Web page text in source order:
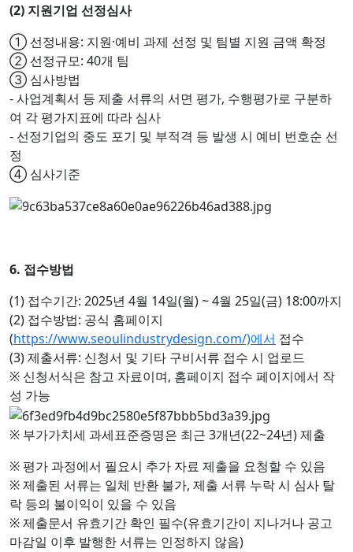
(2) 지원기업 선정심사
① 선정내용: 지원·예비 과제 선정 및 팀별 지원 금액 확정
② 선정규모: 40개 팀
③ 심사방법
- 사업계획서 등 제출 서류의 서면 평가, 수행평가로 구분하
여 각 평가지표에 따라 심사
- 선정기업의 중도 포기 및 부적격 등 발생 시 예비 번호순 선
정
④ 심사기준
6. 접수방법
(1) 접수기간: 2025년 4월 14일(월) ~ 4월 25일(금) 18:00까지
(2) 접수방법: 공식 홈페이지
(https://www.seoulindustrydesign.com/)에서 접수
(3) 제출서류: 신청서 및 기타 구비서류 접수 시 업로드
※ 신청서식은 참고 자료이며, 홈페이지 접수 페이지에서 작
성 가능
※ 부가가치세 과세표준증명은 최근 3개년(22~24년) 제출
※ 평가 과정에서 필요시 추가 자료 제출을 요청할 수 있음
※ 제출된 서류는 일체 반환 불가, 제출 서류 누락 시 심사 탈
락 등의 불이익이 있을 수 있음
※ 제출문서 유효기간 확인 필수(유효기간이 지나거나 공고
마감일 이후 발행한 서류는 인정하지 않음)